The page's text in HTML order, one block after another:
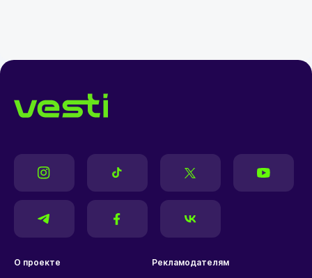
О проекте Рекламодателям